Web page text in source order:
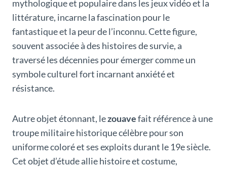
mythologique et populaire dans les jeux vidéo et la
littérature, incarne la fascination pour le
fantastique et la peur de l’inconnu. Cette figure,
souvent associée à des histoires de survie, a
traversé les décennies pour émerger comme un
symbole culturel fort incarnant anxiété et
résistance.
Autre objet étonnant, lezouavefait référence à une
troupe militaire historique célèbre pour son
uniforme coloré et ses exploits durant le 19e siècle.
Cet objet d’étude allie histoire et costume,